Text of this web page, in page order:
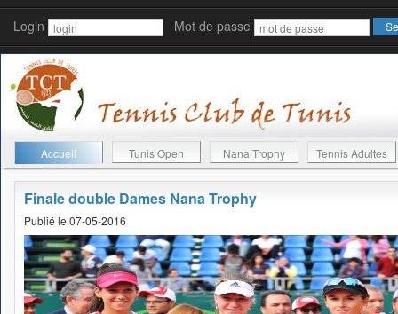
Login Mot de passe
Accueil Tunis Open Nana Trophy Tennis Adultes
Finale double Dames Nana Trophy
Publié le 07-05-2016